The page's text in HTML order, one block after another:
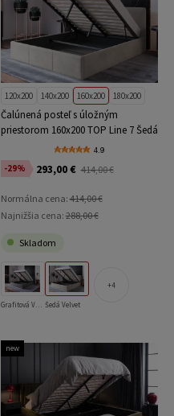
120x200 140x200 160x200 180x200
Čalúnená posteľ s úložným
priestorom 160x200 TOP Line 7 Šedá
4.9
-29% 293,00 € 414,00 €
Normálna cena:414,00 €
Najnižšia cena:288,00 €
Skladom
Grafitová Velvet Šedá Velvet
4
new